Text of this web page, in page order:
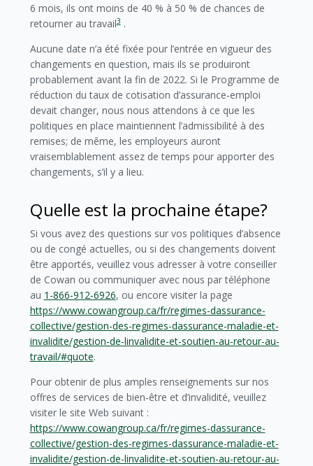
6 mois, ils ont moins de 40 % à 50 % de chances de
retourner au travail3.
Aucune date n’a été fixée pour l’entrée en vigueur des
changements en question, mais ils se produiront
probablement avant la fin de 2022. Si le Programme de
réduction du taux de cotisation d’assurance‑emploi
devait changer, nous nous attendons à ce que les
politiques en place maintiennent l’admissibilité à des
remises; de même, les employeurs auront
vraisemblablement assez de temps pour apporter des
changements, s’il y a lieu.
Quelle est la prochaine étape?
Si vous avez des questions sur vos politiques d’absence
ou de congé actuelles, ou si des changements doivent
être apportés, veuillez vous adresser à votre conseiller
de Cowan ou communiquer avec nous par téléphone
au 1-866-912-6926, ou encore visiter la page
https://www.cowangroup.ca/fr/regimes-dassurance-
collective/gestion-des-regimes-dassurance-maladie-et-
invalidite/gestion-de-linvalidite-et-soutien-au-retour-au-
travail/#quote.
Pour obtenir de plus amples renseignements sur nos
offres de services de bien‑être et d’invalidité, veuillez
visiter le site Web suivant :
https://www.cowangroup.ca/fr/regimes-dassurance-
collective/gestion-des-regimes-dassurance-maladie-et-
invalidite/gestion-de-linvalidite-et-soutien-au-retour-au-